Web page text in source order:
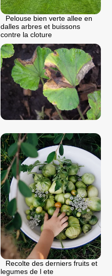
Pelouse bien verte allee en
dalles arbres et buissons
contre la cloture
Recolte des derniers fruits et
legumes de l ete